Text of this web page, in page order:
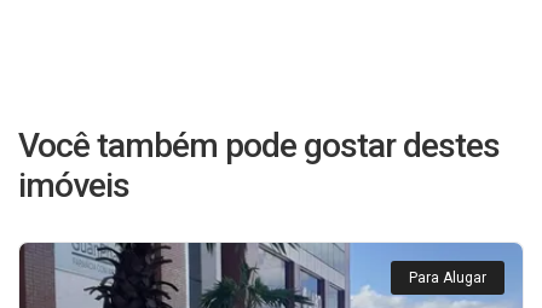
Você também pode gostar destes
imóveis
Para Alugar